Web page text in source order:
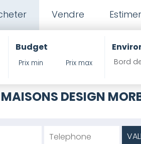
Vendre Estimer
Budget
Bord
DESIGN